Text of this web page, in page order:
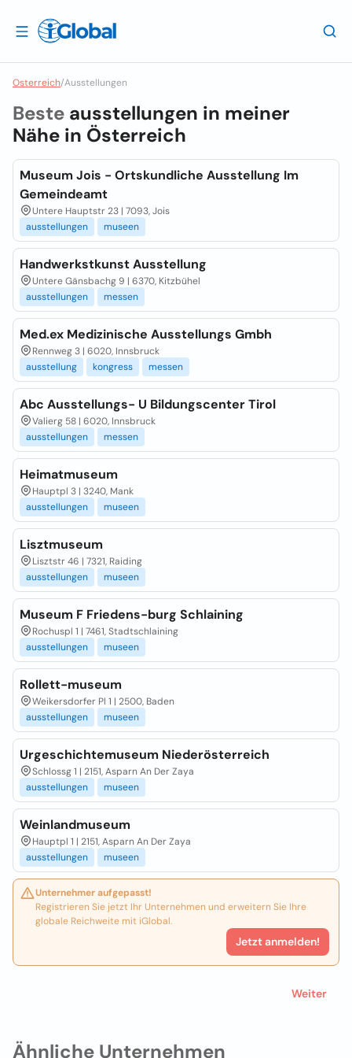
Osterreich/Ausstellungen
Ähnliche Unternehmen
Beste ausstellungen in meiner
Nähe in Österreich
Museum Jois - Ortskundliche Ausstellung Im
Gemeindeamt
Untere Hauptstr 23 | 7093, Jois
ausstellungen
museen
Handwerkstkunst Ausstellung
Untere Gänsbachg 9 | 6370, Kitzbühel
ausstellungen
messen
Med.ex Medizinische Ausstellungs Gmbh
Rennweg 3 | 6020, Innsbruck
ausstellung
kongress messen
Abc Ausstellungs- U Bildungscenter Tirol
Valierg 58 | 6020, Innsbruck
ausstellungen
messen
Heimatmuseum
Hauptpl 3 | 3240, Mank
ausstellungen
museen
Lisztmuseum
Lisztstr 46 | 7321, Raiding
ausstellungen
museen
Museum F Friedens-burg Schlaining
Rochuspl 1 | 7461, Stadtschlaining
ausstellungen
museen
Rollett-museum
Weikersdorfer Pl 1 | 2500, Baden
ausstellungen
museen
Urgeschichtemuseum Niederösterreich
Schlossg 1 | 2151, Asparn An Der Zaya
ausstellungen
museen
Weinlandmuseum
Hauptpl 1 | 2151, Asparn An Der Zaya
ausstellungen
museen
Unternehmer aufgepasst!
Registrieren Sie jetzt Ihr Unternehmen und erweitern Sie Ihre
globale Reichweite mit iGlobal.
Jetzt anmelden!
Weiter